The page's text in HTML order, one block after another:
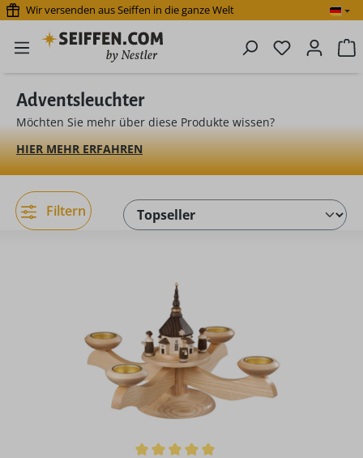
Zum Hauptinhalt springen
Wir versenden aus Seiffen in die ganze Welt
Du hast 0
Adventsleuchter
Möchten Sie mehr über diese Produkte wissen?
HIER MEHR ERFAHREN
Filtern